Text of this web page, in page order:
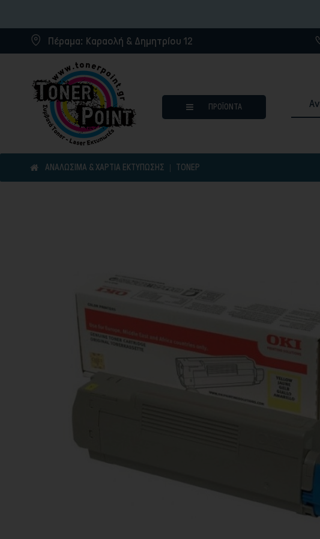
Πέραμα: Καραολή & Δημητρίου 12
ΠΡΟΪΌΝΤΑ
3D Printing Supplies
ΑΝΑΛΩΣΙΜΑ & ΧΑΡΤΙΑ ΕΚΤΥΠΩΣΗΣ ΤΌΝΕΡ